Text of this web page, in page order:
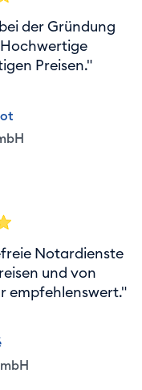
der Gründung
Preisen."
Notardienste
und von
empfehlenswert."